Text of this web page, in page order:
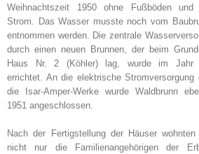
Weihnachtszeit 1950 ohne Fußböden und
Strom. Das Wasser musste noch vom
entnommen werden. Die zentrale
durch einen neuen Brunnen, der beim
Haus Nr. 2 (Köhler) lag, wurde im Jahr
errichtet. An die elektrische Stromversorgung
die Isar-Amper-Werke wurde Waldbrunn
1951 angeschlossen.
Nach der Fertigstellung der Häuser wohnten
nicht nur die Familienangehörigen der